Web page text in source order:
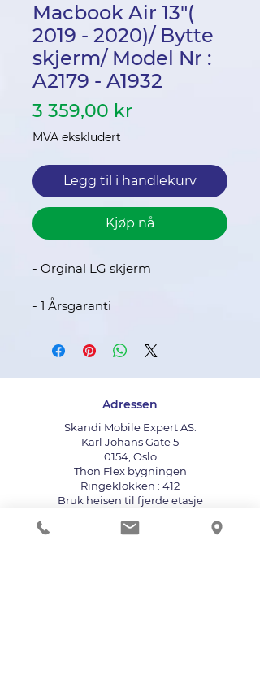
Macbook Air 13"(
2019 - 2020)/ Bytte
skjerm/ Model Nr :
A2179 - A1932
3 359,00 krPris
MVA ekskludert
Legg til i handlekurv
Kjøp nå
- Orginal LG skjerm
- 1 Årsgaranti
Adressen
Skandi Mobile Expert AS.
Karl Johans Gate 5
0154, Oslo
Thon Flex bygningen
Ringeklokken : 412
Bruk heisen til fjerde etasje
+47 411 11 211